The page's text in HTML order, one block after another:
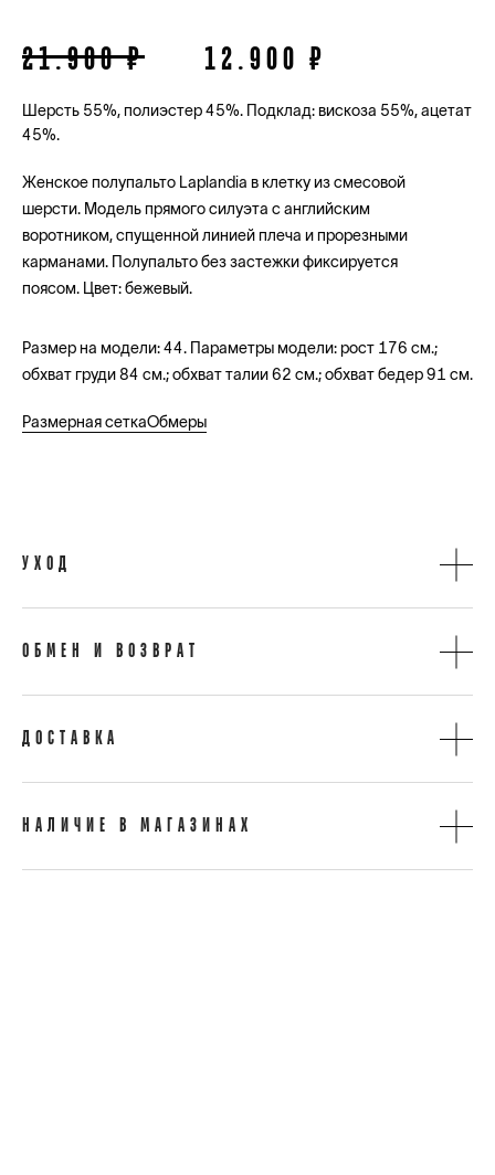
21.900 ₽ 12.900 ₽
Шерсть 55%, полиэстер 45%. Подклад: вискоза 55%, ацетат
45%.
Женское полупальто Laplandia в клетку из смесовой
шерсти. Модель прямого силуэта с английским
воротником, спущенной линией плеча и прорезными
карманами. Полупальто без застежки фиксируется
поясом. Цвет: бежевый.
Размер на модели: 44. Параметры модели: рост 176 см.;
обхват груди 84 см.; обхват талии 62 см.; обхват бедер 91 см.
Размерная сеткаОбмеры
УХОД
ОБМЕН И ВОЗВРАТ
ДОСТАВКА
НАЛИЧИЕ В МАГАЗИНАХ